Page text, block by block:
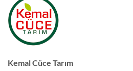
Kemal Cüce Tarım